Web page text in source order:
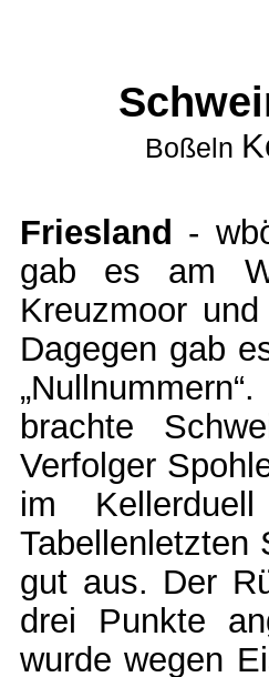
Boßeln
Friesland
-
gab es am
Kreuzmoor
Dagegen gab
„Nullnummern“.
brachte
Verfolger
im
Tabellenletzten
gut aus. Der
drei Punkte
wurde wegen